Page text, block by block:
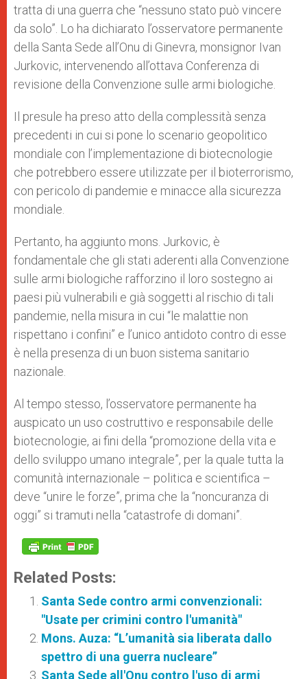
tratta di una guerra che “nessuno stato può vincere
da solo”. Lo ha dichiarato l’osservatore permanente
della Santa Sede all’Onu di Ginevra, monsignor Ivan
Jurkovic, intervenendo all’ottava Conferenza di
revisione della Convenzione sulle armi biologiche.
Il presule ha preso atto della complessità senza
precedenti in cui si pone lo scenario geopolitico
mondiale con l’implementazione di biotecnologie
che potrebbero essere utilizzate per il bioterrorismo,
con pericolo di pandemie e minacce alla sicurezza
mondiale.
Pertanto, ha aggiunto mons. Jurkovic, è
fondamentale che gli stati aderenti alla Convenzione
sulle armi biologiche rafforzino il loro sostegno ai
paesi più vulnerabili e già soggetti al rischio di tali
pandemie, nella misura in cui “le malattie non
rispettano i confini” e l’unico antidoto contro di esse
è nella presenza di un buon sistema sanitario
nazionale.
Al tempo stesso, l’osservatore permanente ha
auspicato un uso costruttivo e responsabile delle
biotecnologie, ai fini della “promozione della vita e
dello sviluppo umano integrale”, per la quale tutta la
comunità internazionale – politica e scientifica –
deve “unire le forze”, prima che la “noncuranza di
oggi” si tramuti nella “catastrofe di domani”.
Related Posts:
Santa Sede contro armi convenzionali:
"Usate per crimini contro l'umanità"
Mons. Auza: “L’umanità sia liberata dallo
spettro di una guerra nucleare”
Santa Sede all'Onu contro l'uso di armi